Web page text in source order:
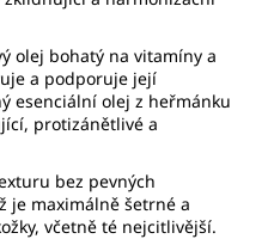
olej bohatý na vitamíny a
a podporuje její
esenciální olej z heřmánku
protizánětlivé a
bez pevných
je maximálně šetrné a
včetně té nejcitlivější.